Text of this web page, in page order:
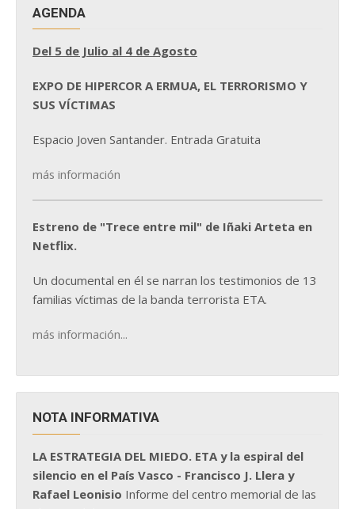
AGENDA
Del 5 de Julio al 4 de Agosto
EXPO DE HIPERCOR A ERMUA, EL TERRORISMO Y
SUS VÍCTIMAS
Espacio Joven Santander. Entrada Gratuita
más información
Estreno de "Trece entre mil" de Iñaki Arteta en
Netflix.
Un documental en él se narran los testimonios de 13
familias víctimas de la banda terrorista ETA.
más información...
NOTA INFORMATIVA
LA ESTRATEGIA DEL MIEDO. ETA y la espiral del
silencio en el País Vasco - Francisco J. Llera y
Rafael Leonisio Informe del centro memorial de las